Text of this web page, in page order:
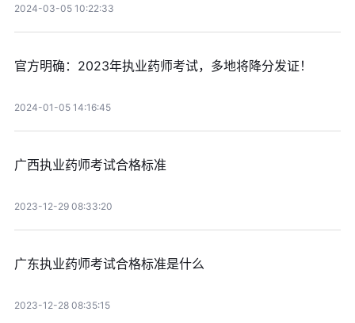
2024-03-05 10:22:33
官方明确：2023年执业药师考试，多地将降分发证！
2024-01-05 14:16:45
广西执业药师考试合格标准
2023-12-29 08:33:20
广东执业药师考试合格标准是什么
2023-12-28 08:35:15